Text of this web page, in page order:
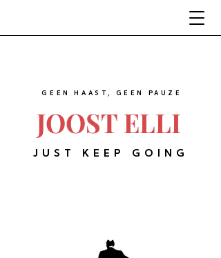
JOOST ELLI
GEEN HAAST, GEEN PAUZE
JUST KEEP GOING